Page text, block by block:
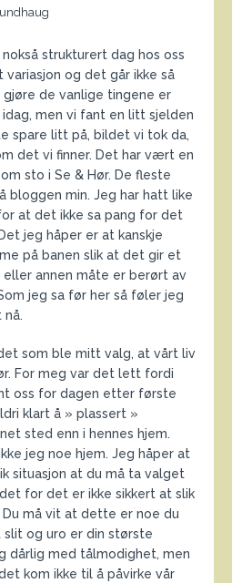
strukturert dag hos oss
og det går ikke så
gjøre de vanlige tingene er
men vi fant en litt sjelden
spare litt på, bildet vi tok da,
det vi finner. Det har vært en
sto i Se & Hør. De fleste
bloggen min. Jeg har hatt like
at det ikke sa pang for det
jeg håper er at kanskje
på banen slik at det gir et
annen måte er berørt av
jeg sa før her så føler jeg
som ble mitt valg, at vårt liv
For meg var det lett fordi
oss for dagen etter første
klart å » plassert »
sted enn i hennes hjem.
jeg noe hjem. Jeg håper at
situasjon at du må ta valget
for det er ikke sikkert at slik
må vit at dette er noe du
og uro er din største
dårlig med tålmodighet, men
kom ikke til å påvirke vår